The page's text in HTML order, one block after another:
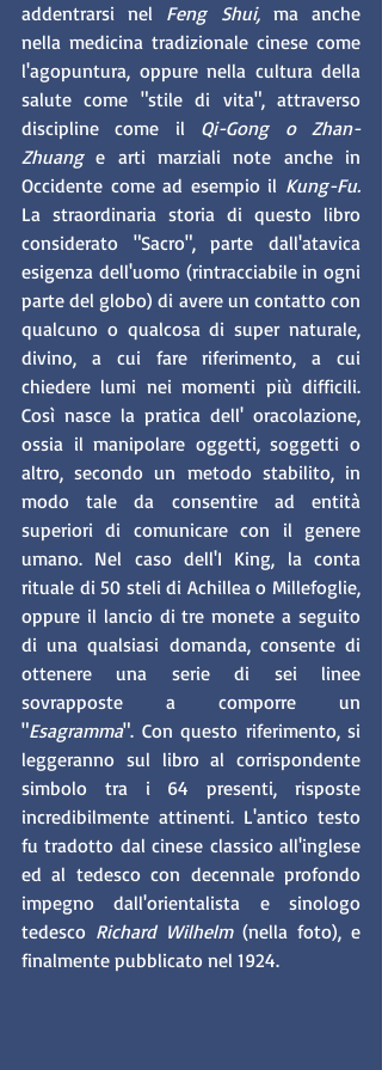
addentrarsi nel Feng Shui, ma anche
nella medicina tradizionale cinese come
l'agopuntura, oppure nella cultura della
salute come "stile di vita", attraverso
discipline come il Qi-Gong o Zhan-
Zhuang e arti marziali note anche in
Occidente come ad esempio il Kung-Fu.
La straordinaria storia di questo libro
considerato "Sacro", parte dall'atavica
esigenza dell'uomo (rintracciabile in ogni
parte del globo) di avere un contatto con
qualcuno o qualcosa di super naturale,
divino, a cui fare riferimento, a cui
chiedere lumi nei momenti più difficili.
Così nasce la pratica dell' oracolazione,
ossia il manipolare oggetti, soggetti o
altro, secondo un metodo stabilito, in
modo tale da consentire ad entità
superiori di comunicare con il genere
umano. Nel caso dell'I King, la conta
rituale di 50 steli di Achillea o Millefoglie,
oppure il lancio di tre monete a seguito
di una qualsiasi domanda, consente di
ottenere una serie di sei linee
sovrapposte a comporre un
"Esagramma". Con questo riferimento, si
leggeranno sul libro al corrispondente
simbolo tra i 64 presenti, risposte
incredibilmente attinenti. L'antico testo
fu tradotto dal cinese classico all'inglese
ed al tedesco con decennale profondo
impegno dall'orientalista e sinologo
tedesco Richard Wilhelm (nella foto), e
finalmente pubblicato nel 1924.